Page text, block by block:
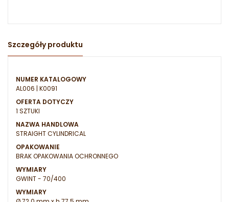
Szczegóły produktu
NUMER KATALOGOWY
AL006 | K0091
OFERTA DOTYCZY
1 SZTUKI
NAZWA HANDLOWA
STRAIGHT CYLINDRICAL
OPAKOWANIE
BRAK OPAKOWANIA OCHRONNEGO
WYMIARY
GWINT - 70/400
WYMIARY